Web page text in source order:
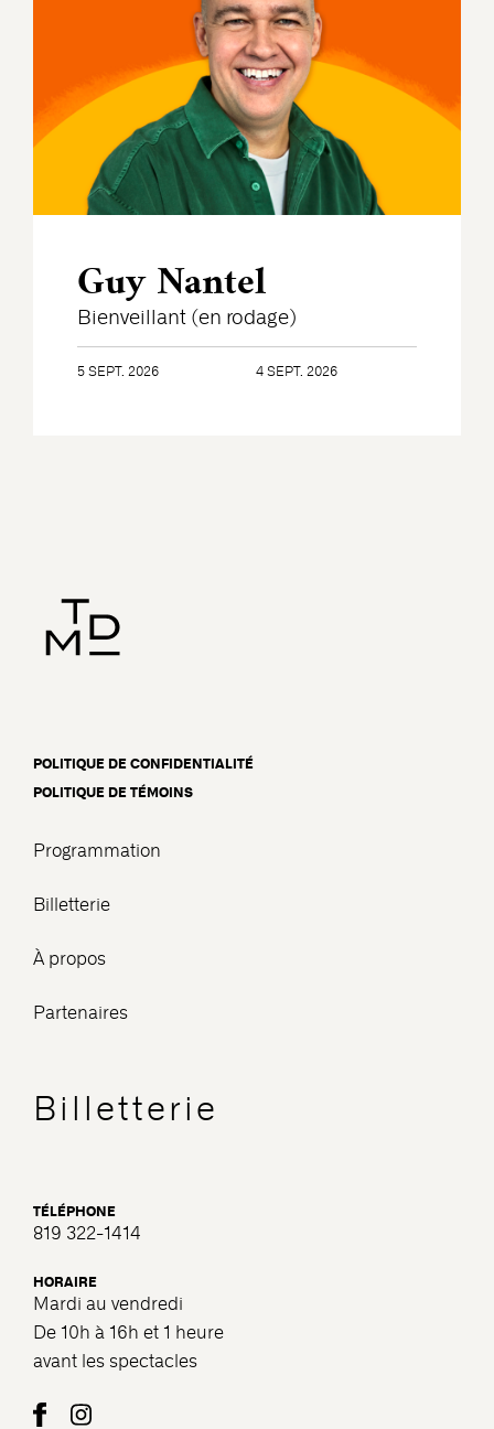
Guy Nantel
Bienveillant (en rodage)
5 SEPT. 2026 4 SEPT. 2026
Programmation
Billetterie
À propos
Partenaires
Billetterie
TÉLÉPHONE
819 322-1414
HORAIRE
Mardi au vendredi
De 10h à 16h et 1 heure
avant les spectacles
POLITIQUE DE CONFIDENTIALITÉ
POLITIQUE DE TÉMOINS